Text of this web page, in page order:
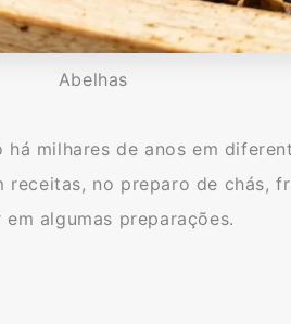
Abelhas
milhares de anos em
receitas, no preparo de chás,
algumas preparações.